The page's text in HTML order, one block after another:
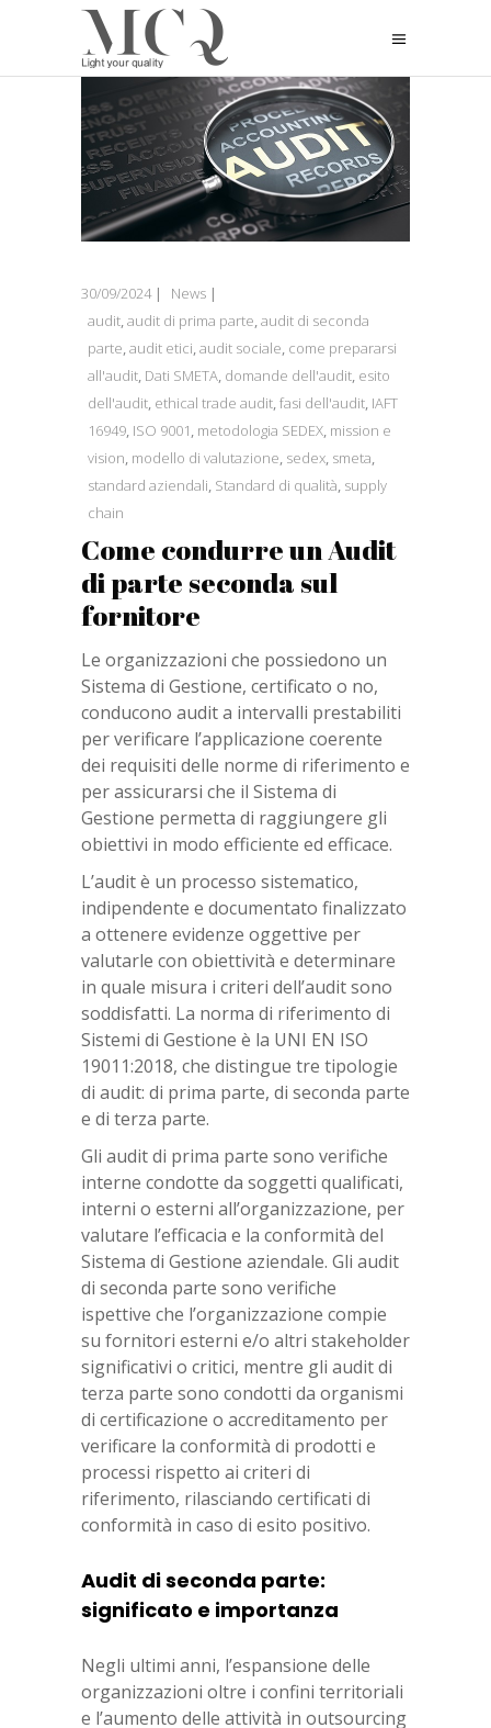
30/09/2024
News
audit,audit di prima parte,audit di seconda
parte,audit etici,audit sociale, come prepararsi
all'audit, Dati SMETA, domande dell'audit, esito
dell'audit, ethical trade audit,fasi dell'audit, IAFT
16949, ISO 9001, metodologia SEDEX, mission e
vision, modello di valutazione, sedex, smeta,
standard aziendali, Standard di qualità, supply
chain
Come condurre un Audit
di parte seconda sul
fornitore
Le organizzazioni che possiedono un
Sistema di Gestione, certificato o no,
conducono audit a intervalli prestabiliti
per verificare l’applicazione coerente
dei requisiti delle norme di riferimento e
per assicurarsi che il Sistema di
Gestione permetta di raggiungere gli
obiettivi in modo efficiente ed efficace.
L’audit è un processo sistematico,
indipendente e documentato finalizzato
a ottenere evidenze oggettive per
valutarle con obiettività e determinare
in quale misura i criteri dell’audit sono
soddisfatti. La norma di riferimento di
Sistemi di Gestione è la UNI EN ISO
19011:2018, che distingue tre tipologie
di audit: di prima parte, di seconda parte
e di terza parte.
Gli audit di prima parte sono verifiche
interne condotte da soggetti qualificati,
interni o esterni all’organizzazione, per
valutare l’efficacia e la conformità del
Sistema di Gestione aziendale. Gli audit
di seconda parte sono verifiche
ispettive che l’organizzazione compie
su fornitori esterni e/o altri stakeholder
significativi o critici, mentre gli audit di
terza parte sono condotti da organismi
di certificazione o accreditamento per
verificare la conformità di prodotti e
processi rispetto ai criteri di
riferimento, rilasciando certificati di
conformità in caso di esito positivo.
Audit di seconda parte:
significato e importanza
Negli ultimi anni, l’espansione delle
organizzazioni oltre i confini territoriali
e l’aumento delle attività in outsourcing